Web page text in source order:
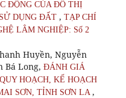
ĐỘNG CỦA ĐÔ THỊ
DỤNG ĐẤT , TẠP CHÍ
LÂM NGHIỆP: Số 2
Huyền, Nguyễn
Bá Long, ĐÁNH GIÁ
HOẠCH, KẾ HOẠCH
SƠN, TỈNH SƠN LA ,